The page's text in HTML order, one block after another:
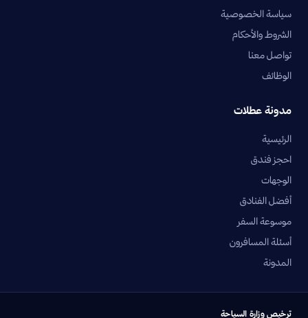
سياسة الخصوصية
الشروط والأحكام
تواصل معنا
الوظائف
مدونة عطلات
الرئيسية
احجز فندق
الوجهات
أفضل الفنادق
موسوعة السفر
أسئلة المسافرون
المدونة
ترخيص وزارة السياحة